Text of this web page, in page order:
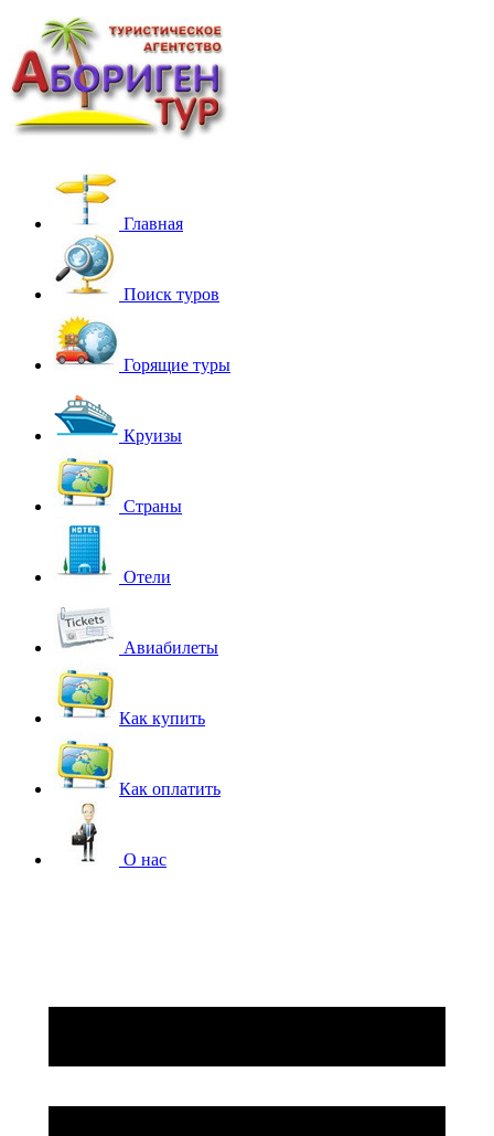
Главная
Поиск туров
Горящие туры
Круизы
Страны
Отели
Авиабилеты
Как купить
Как оплатить
О нас